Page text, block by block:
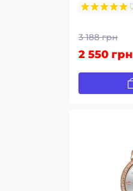
3 188 грн
2 550 грн